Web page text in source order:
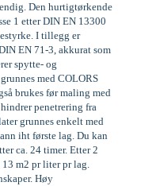
Den hurtigtørkende
1 etter DIN EN 13300
I tillegg er
EN 71-3, akkurat som
spytte- og
med COLORS
brukes før maling med
penetrering fra
grunnes enkelt med
iht første lag. Du kan
ca. 24 timer. Etter 2
m2 pr liter pr lag.
Høy